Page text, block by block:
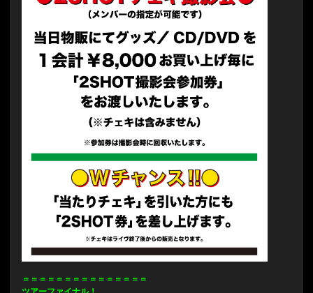
＝＝＝＝＝＝＝＝＝＝＝＝＝＝＝